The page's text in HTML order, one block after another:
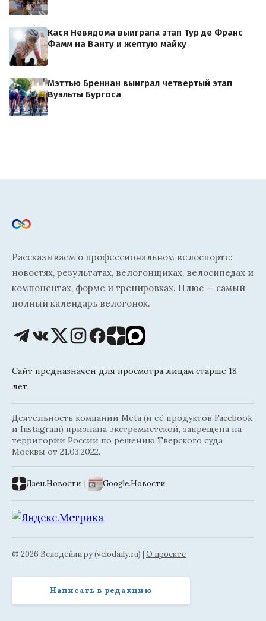
Кася Невядома выиграла этап Тур де Франс
Фамм на Ванту и желтую майку
Мэттью Бреннан выиграл четвертый этап
Вуэльты Бургоса
Рассказываем о профессиональном велоспорте:
новостях, результатах, велогонщиках, велосипедах и
компонентах, форме и тренировках. Плюс — самый
полный календарь велогонок.
Сайт предназначен для просмотра лицам старше 18
лет.
Деятельность компании Meta (и её продуктов Facebook
и Instagram) признана экстремистской, запрещена на
территории России по решению Тверского суда
Москвы от 21.03.2022.
Дзен.Новости | Google.Новости
© 2026 Велодейли.ру (velodaily.ru) | О проекте
Написать в редакцию